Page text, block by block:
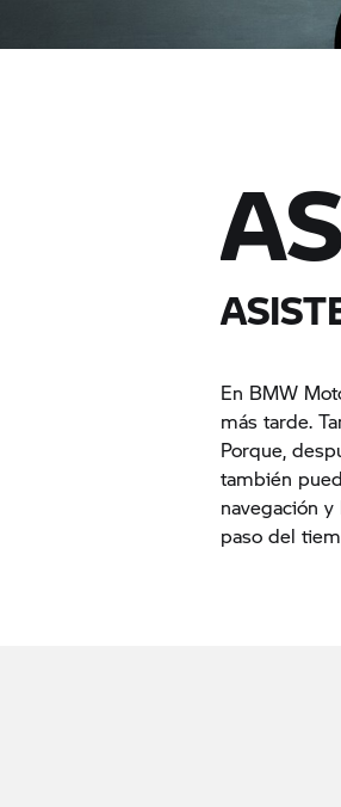
En BMW
más tarde.
Porque,
también
navegación
paso del